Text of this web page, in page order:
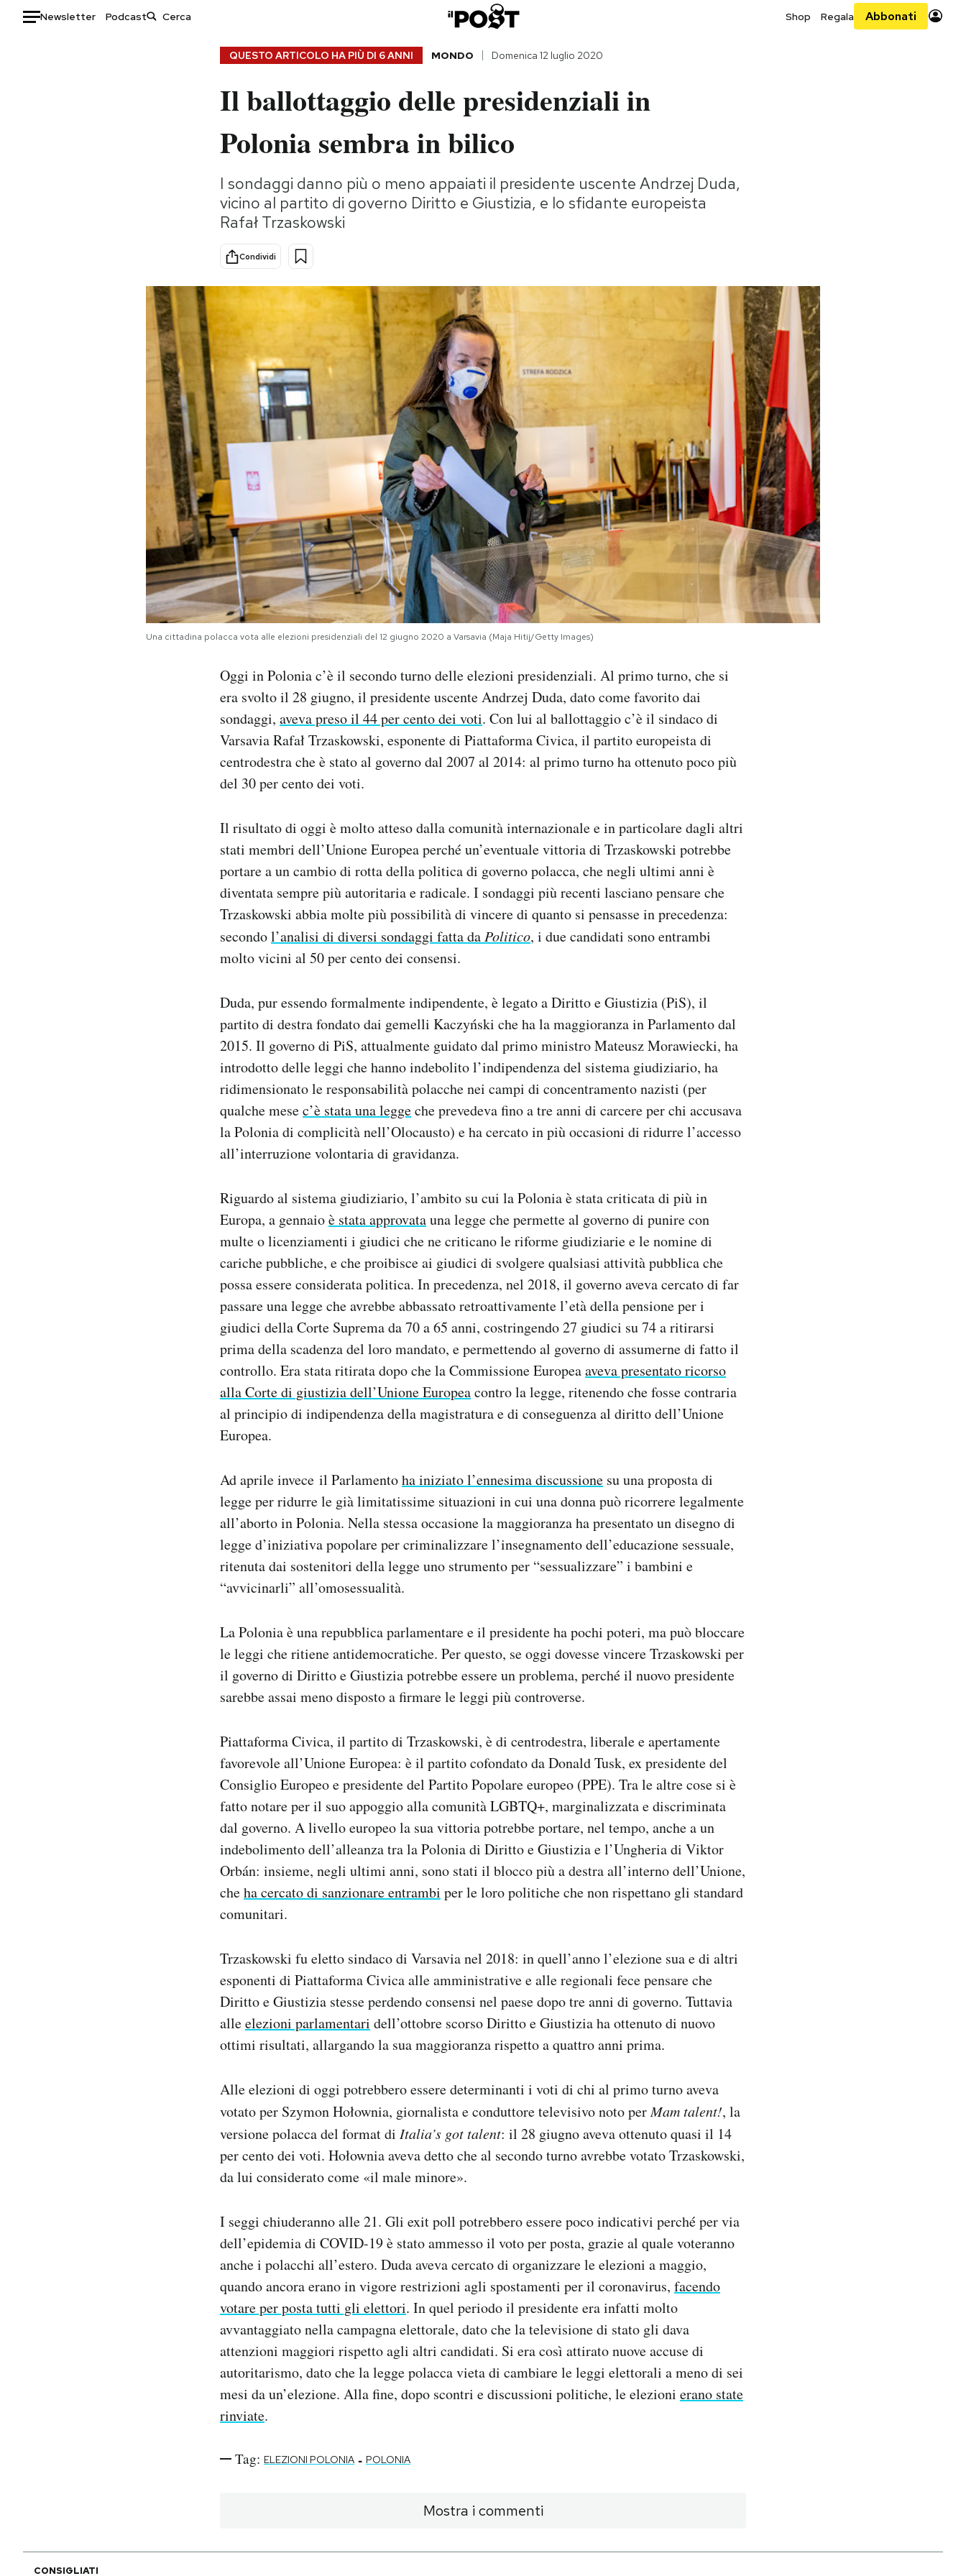
Newsletter Podcast Shop Regala Abbonati
Storie/Idee
Ok Boomer!
Altrecose
Mondiali calcio 2026
AREA PERSONALE
QUESTO ARTICOLO HA PIÙ DI 6 ANNI MONDO Domenica 12 luglio 2020
Il ballottaggio delle presidenziali in
Polonia sembra in bilico
I sondaggi danno più o meno appaiati il presidente uscente Andrzej Duda,
vicino al partito di governo Diritto e Giustizia, e lo sfidante europeista
Rafał Trzaskowski
Condividi
Una cittadina polacca vota alle elezioni presidenziali del 12 giugno 2020 a Varsavia (Maja Hitij/Getty Images)
Oggi in Polonia c’è il secondo turno delle elezioni presidenziali. Al primo turno, che si
era svolto il 28 giugno, il presidente uscente Andrzej Duda, dato come favorito dai
sondaggi, aveva preso il 44 per cento dei voti. Con lui al ballottaggio c’è il sindaco di
Varsavia Rafał Trzaskowski, esponente di Piattaforma Civica, il partito europeista di
centrodestra che è stato al governo dal 2007 al 2014: al primo turno ha ottenuto poco più
del 30 per cento dei voti.
Il risultato di oggi è molto atteso dalla comunità internazionale e in particolare dagli altri
stati membri dell’Unione Europea perché un’eventuale vittoria di Trzaskowski potrebbe
portare a un cambio di rotta della politica di governo polacca, che negli ultimi anni è
diventata sempre più autoritaria e radicale. I sondaggi più recenti lasciano pensare che
Trzaskowski abbia molte più possibilità di vincere di quanto si pensasse in precedenza:
secondol’analisi di diversi sondaggi fatta daPolitico, i due candidati sono entrambi
molto vicini al 50 per cento dei consensi.
Duda, pur essendo formalmente indipendente, è legato a Diritto e Giustizia (PiS), il
partito di destra fondato dai gemelli Kaczyński che ha la maggioranza in Parlamento dal
2015. Il governo di PiS, attualmente guidato dal primo ministro Mateusz Morawiecki, ha
introdotto delle leggi che hanno indebolito l’indipendenza del sistema giudiziario, ha
ridimensionato le responsabilità polacche nei campi di concentramento nazisti (per
qualche mesec’è stata una leggeche prevedeva fino a tre anni di carcere per chi accusava
la Polonia di complicità nell’Olocausto) e ha cercato in più occasioni di ridurre l’accesso
all’interruzione volontaria di gravidanza.
Riguardo al sistema giudiziario, l’ambito su cui la Polonia è stata criticata di più in
Europa, a gennaioè stata approvatauna legge che permette al governo di punire con
multe o licenziamenti i giudici che ne criticano le riforme giudiziarie e le nomine di
cariche pubbliche, e che proibisce ai giudici di svolgere qualsiasi attività pubblica che
possa essere considerata politica. In precedenza, nel 2018, il governo aveva cercato di far
passare una legge che avrebbe abbassato retroattivamente l’età della pensione per i
giudici della Corte Suprema da 70 a 65 anni, costringendo 27 giudici su 74 a ritirarsi
prima della scadenza del loro mandato, e permettendo al governo di assumerne di fatto il
controllo. Era stata ritirata dopo che la Commissione Europeaaveva presentato ricorso
alla Corte di giustizia dell’Unione Europeacontro la legge, ritenendo che fosse contraria
al principio di indipendenza della magistratura e di conseguenza al diritto dell’Unione
Europea.
Ad aprile invece il Parlamentoha iniziato l’ennesima discussione su una proposta di
legge per ridurre le già limitatissime situazioni in cui una donna può ricorrere legalmente
all’aborto in Polonia. Nella stessa occasione la maggioranza ha presentato un disegno di
legge d’iniziativa popolare per criminalizzare l’insegnamento dell’educazione sessuale,
ritenuta dai sostenitori della legge uno strumento per “sessualizzare” i bambini e
“avvicinarli” all’omosessualità.
La Polonia è una repubblica parlamentare e il presidente ha pochi poteri, ma può bloccare
le leggi che ritiene antidemocratiche. Per questo, se oggi dovesse vincere Trzaskowski per
il governo di Diritto e Giustizia potrebbe essere un problema, perché il nuovo presidente
sarebbe assai meno disposto a firmare le leggi più controverse.
Piattaforma Civica, il partito di Trzaskowski, è di centrodestra, liberale e apertamente
favorevole all’Unione Europea: è il partito cofondato da Donald Tusk, ex presidente del
Consiglio Europeo e presidente del Partito Popolare europeo (PPE). Tra le altre cose si è
fatto notare per il suo appoggio alla comunità LGBTQ+, marginalizzata e discriminata
dal governo. A livello europeo la sua vittoria potrebbe portare, nel tempo, anche a un
indebolimento dell’alleanza tra la Polonia di Diritto e Giustizia e l’Ungheria di Viktor
Orbán: insieme, negli ultimi anni, sono stati il blocco più a destra all’interno dell’Unione,
cheha cercato di sanzionare entrambi per le loro politiche che non rispettano gli standard
comunitari.
Trzaskowski fu eletto sindaco di Varsavia nel 2018: in quell’anno l’elezione sua e di altri
esponenti di Piattaforma Civica alle amministrative e alle regionali fece pensare che
Diritto e Giustizia stesse perdendo consensi nel paese dopo tre anni di governo. Tuttavia
alleelezioni parlamentari dell’ottobre scorso Diritto e Giustizia ha ottenuto di nuovo
ottimi risultati, allargando la sua maggioranza rispetto a quattro anni prima.
Alle elezioni di oggi potrebbero essere determinanti i voti di chi al primo turno aveva
votato per Szymon Hołownia, giornalista e conduttore televisivo noto perMam talent!, la
versione polacca del format di Italia’s got talent: il 28 giugno aveva ottenuto quasi il 14
per cento dei voti. Hołownia aveva detto che al secondo turno avrebbe votato Trzaskowski,
da lui considerato come «il male minore».
I seggi chiuderanno alle 21. Gli exit poll potrebbero essere poco indicativi perché per via
dell’epidemia di COVID-19 è stato ammesso il voto per posta, grazie al quale voteranno
anche i polacchi all’estero. Duda aveva cercato di organizzare le elezioni a maggio,
quando ancora erano in vigore restrizioni agli spostamenti per il coronavirus, facendo
votare per posta tutti gli elettori. In quel periodo il presidente era infatti molto
avvantaggiato nella campagna elettorale, dato che la televisione di stato gli dava
attenzioni maggiori rispetto agli altri candidati. Si era così attirato nuove accuse di
autoritarismo, dato che la legge polacca vieta di cambiare le leggi elettorali a meno di sei
mesi da un’elezione. Alla fine, dopo scontri e discussioni politiche, le elezioni erano state
rinviate.
Tag: ELEZIONI POLONIA - POLONIA
Mostra i commenti
CONSIGLIATI